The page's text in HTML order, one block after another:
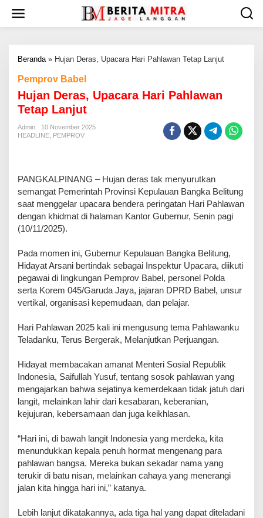
w
Beranda» Hujan Deras, Upacara Hari Pahlawan Tetap Lanjut
Pemprov Babel
Hujan Deras, Upacara Hari Pahlawan
Tetap Lanjut
Admin
10 November 2025
HEADLINE PEMPROV
PANGKALPINANG – Hujan deras tak menyurutkan
semangat Pemerintah Provinsi Kepulauan Bangka Belitung
saat menggelar upacara bendera peringatan Hari Pahlawan
dengan khidmat di halaman Kantor Gubernur, Senin pagi
(10/11/2025).
Pada momen ini, Gubernur Kepulauan Bangka Belitung,
Hidayat Arsani bertindak sebagai Inspektur Upacara, diikuti
pegawai di lingkungan Pemprov Babel, personel Polda
serta Korem 045/Garuda Jaya, jajaran DPRD Babel, unsur
vertikal, organisasi kepemudaan, dan pelajar.
Hari Pahlawan 2025 kali ini mengusung tema Pahlawanku
Teladanku, Terus Bergerak, Melanjutkan Perjuangan.
Hidayat membacakan amanat Menteri Sosial Republik
Indonesia, Saifullah Yusuf, tentang sosok pahlawan yang
mengajarkan bahwa sejatinya kemerdekaan tidak jatuh dari
langit, melainkan lahir dari kesabaran, keberanian,
kejujuran, kebersamaan dan juga keikhlasan.
“Hari ini, di bawah langit Indonesia yang merdeka, kita
menundukkan kepala penuh hormat mengenang para
pahlawan bangsa. Mereka bukan sekadar nama yang
terukir di batu nisan, melainkan cahaya yang menerangi
jalan kita hingga hari ini,” katanya.
Lebih lanjut dikatakannya, ada tiga hal yang dapat diteladani